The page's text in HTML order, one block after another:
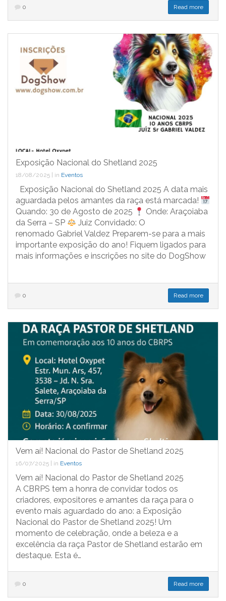
0 Read more
Exposição Nacional do Shetland 2025
18/08/2025 in Eventos
Exposição Nacional do Shetland 2025 A data mais
aguardada pelos amantes da raça está marcada!
Quando: 30 de Agosto de 2025
Onde: Araçoiaba
da Serra – SP
Juiz Convidado: O
renomado Gabriel Valdez Preparem-se para a mais
importante exposição do ano! Fiquem ligados para
mais informações e inscrições no site do DogShow
0 Read more
Vem aí! Nacional do Pastor de Shetland 2025
16/07/2025 in Eventos
Vem aí! Nacional do Pastor de Shetland 2025
A CBRPS tem a honra de convidar todos os
criadores, expositores e amantes da raça para o
evento mais aguardado do ano: a Exposição
Nacional do Pastor de Shetland 2025! Um
momento de celebração, onde a beleza e a
excelência da raça Pastor de Shetland estarão em
destaque. Esta é…
0 Read more